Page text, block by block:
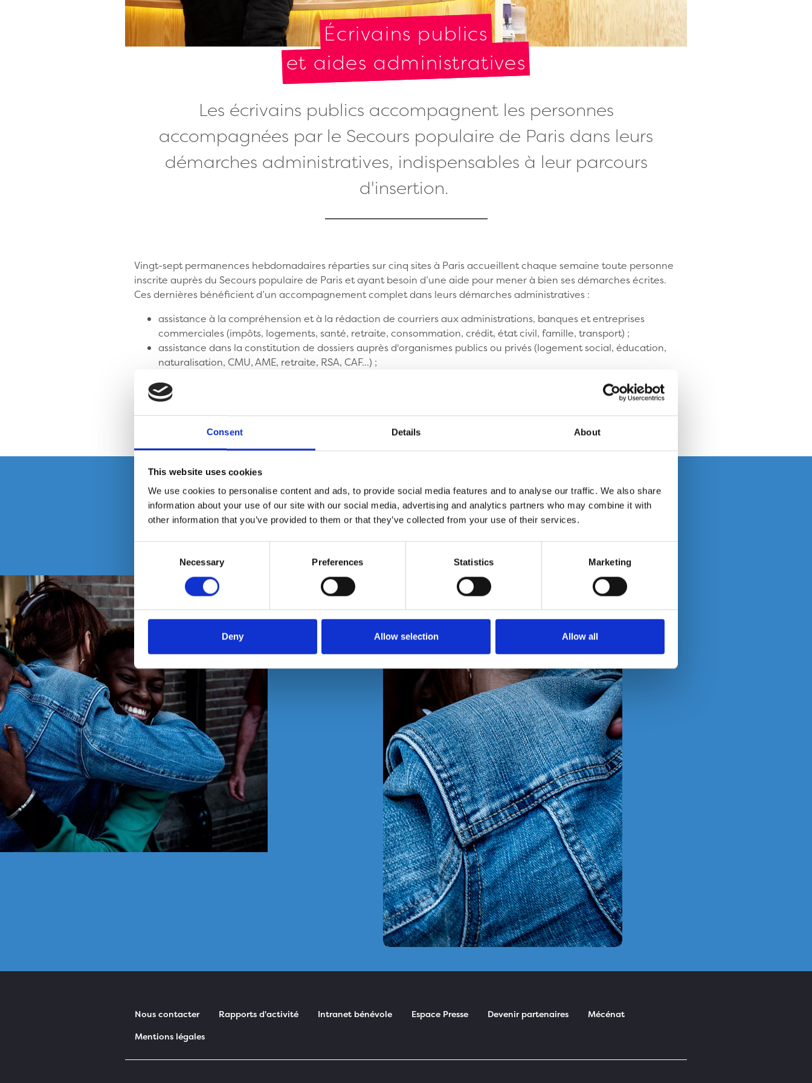
Consent Details About
This website uses cookies
We use cookies to personalise content and ads, to provide social media features and to analyse our traffic. We also share
information about your use of our site with our social media, advertising and analytics partners who may combine it with
other information that you’ve provided to them or that they’ve collected from your use of their services.
Necessary Preferences Statistics Marketing
Deny Allow selection Allow all
Écrivains publics
et aides administratives
Les écrivains publics accompagnent les personnes
accompagnées par le Secours populaire de Paris dans leurs
démarches administratives, indispensables à leur parcours
d'insertion.
Vingt-sept permanences hebdomadaires réparties sur cinq sites à Paris accueillent chaque semaine toute personne
inscrite auprès du Secours populaire de Paris et ayant besoin d’une aide pour mener à bien ses démarches écrites.
Ces dernières bénéficient d’un accompagnement complet dans leurs démarches administratives :
assistance à la compréhension et à la rédaction de courriers aux administrations, banques et entreprises
commerciales (impôts, logements, santé, retraite, consommation, crédit, état civil, famille, transport) ;
assistance dans la constitution de dossiers auprès d'organismes publics ou privés (logement social, éducation,
naturalisation, CMU, AME, retraite, RSA, CAF...) ;
Les permanences d'écrivains publics sont renforcées par l'action d'autres bénévoles du Secours Pop Paris, comme
ceux du "point information" de l'Espace solidarité Ramey, ou des ateliers informatiques, qui aident régulièrement les
personnes accueillies dans leurs démarches de plus en plus souvent dématérialisées.
égale à 75% du montant de votre don, dans la
limite de 1000€ de don par an et de 20% de votre
revenu imposable.
Nous contacter Rapports d'activité Intranet bénévole Espace Presse Devenir partenaires
Mécénat
Mentions légales